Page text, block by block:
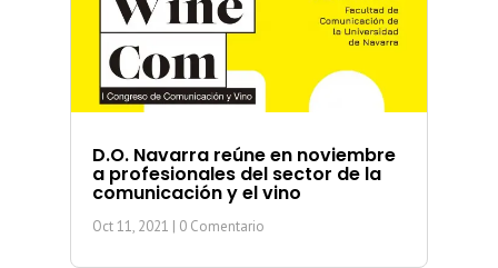
D.O. Navarra reúne en noviembre
a profesionales del sector de la
comunicación y el vino
Oct 11, 2021 | 0 Comentario